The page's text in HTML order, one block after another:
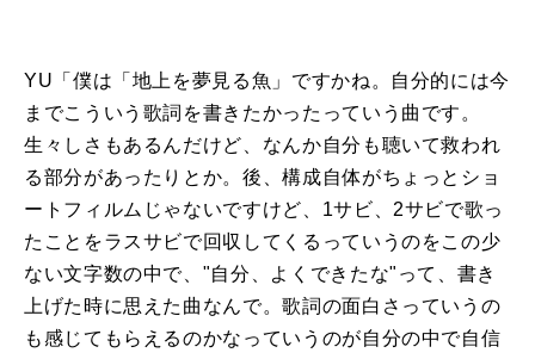
YU「僕は「地上を夢見る魚」ですかね。自分的には今
までこういう歌詞を書きたかったっていう曲です。
生々しさもあるんだけど、なんか自分も聴いて救われ
る部分があったりとか。後、構成自体がちょっとショ
ートフィルムじゃないですけど、1サビ、2サビで歌っ
たことをラスサビで回収してくるっていうのをこの少
ない文字数の中で、"自分、よくできたな"って、書き
上げた時に思えた曲なんで。歌詞の面白さっていうの
も感じてもらえるのかなっていうのが自分の中で自信